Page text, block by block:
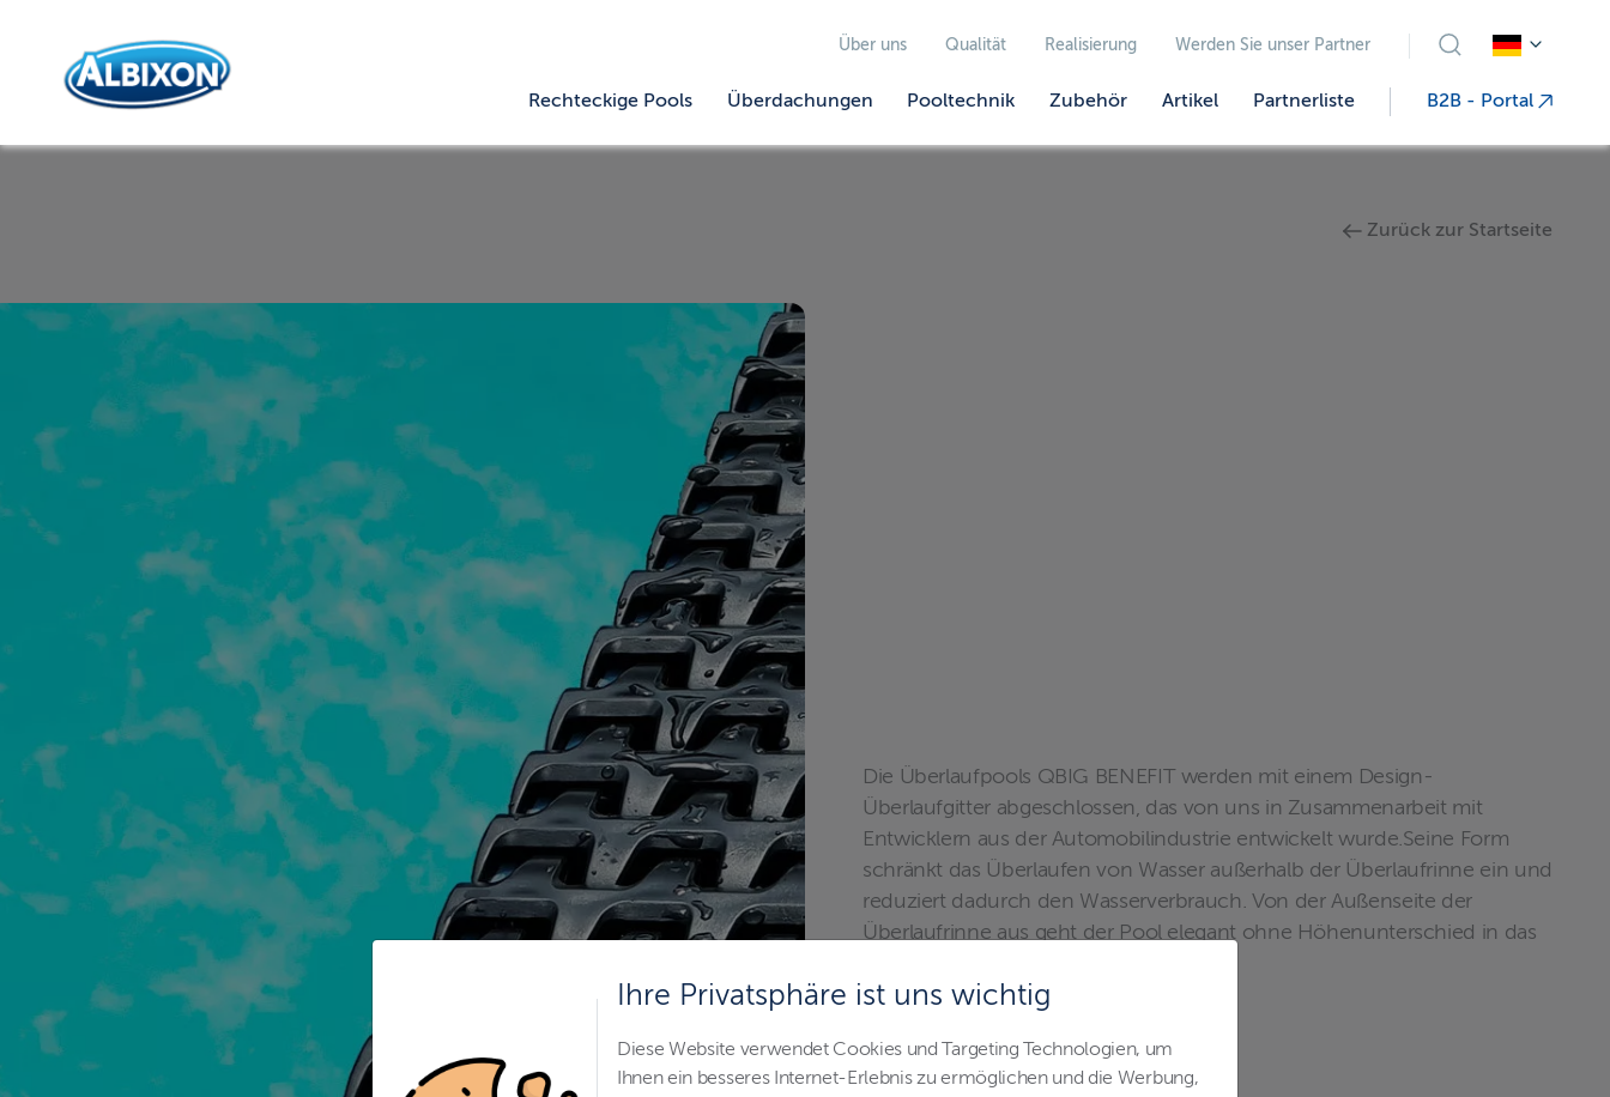
Über uns Qualität Realisierung Werden Sie unser Partner
Rechteckige Pools Überdachungen Pooltechnik Zubehör Artikel Partnerliste B2B - Portal
Die Überlaufpools QBIG BENEFIT werden mit einem Design-
Überlaufgitter abgeschlossen, das von uns in Zusammenarbeit mit
Entwicklern aus der Automobilindustrie entwickelt wurde.Seine Form
schränkt das Überlaufen von Wasser außerhalb der Überlaufrinne ein und
reduziert dadurch den Wasserverbrauch. Von der Außenseite der
Überlaufrinne aus geht der Pool elegant ohne Höhenunterschied in das
Zurück zur Startseite
Ihre Privatsphäre ist uns wichtig
Diese Website verwendet Cookies und Targeting Technologien, um
Ihnen ein besseres Internet-Erlebnis zu ermöglichen und die Werbung,